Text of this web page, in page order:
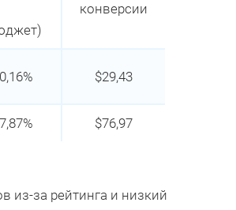
конверсии
$29,43
$76,97
из-за рейтинга и низкий